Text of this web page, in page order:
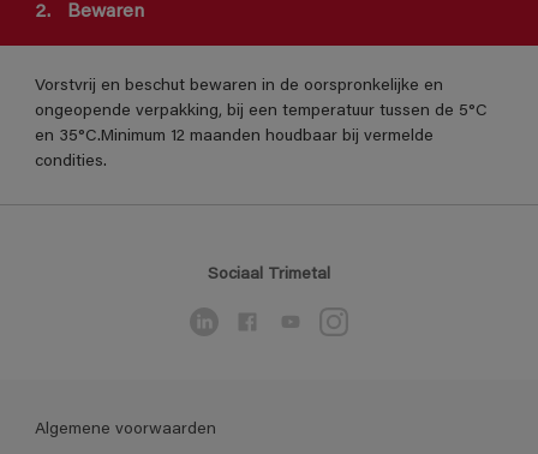
2. Bewaren
Vorstvrij en beschut bewaren in de oorspronkelijke en
ongeopende verpakking, bij een temperatuur tussen de 5°C
en 35°C.Minimum 12 maanden houdbaar bij vermelde
condities.
Sociaal Trimetal
Algemene voorwaarden